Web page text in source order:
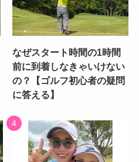
なぜスタート時間の1時間
前に到着しなきゃいけない
の？【ゴルフ初心者の疑問
に答える】